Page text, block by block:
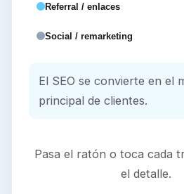
Referral / enlaces
Social / remarketing
El SEO se convierte en el
principal de clientes.
Pasa el ratón o toca cada
el detalle.